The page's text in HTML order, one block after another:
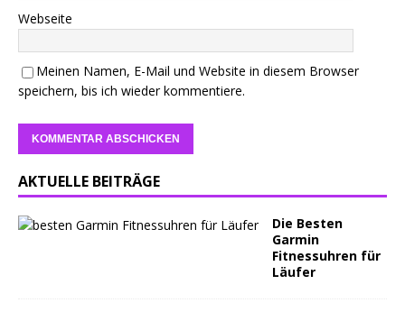
Webseite
Meinen Namen, E-Mail und Website in diesem Browser
speichern, bis ich wieder kommentiere.
AKTUELLE BEITRÄGE
Die Besten
Garmin
Fitnessuhren für
Läufer